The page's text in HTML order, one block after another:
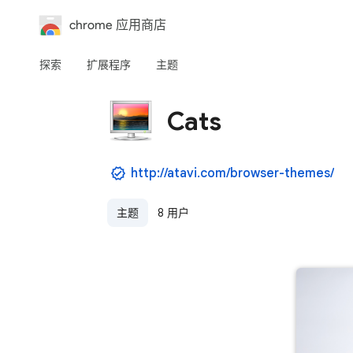
chrome 应用商店
探索 扩展程序 主题
Cats
http://atavi.com/browser-themes/
主题 8 用户